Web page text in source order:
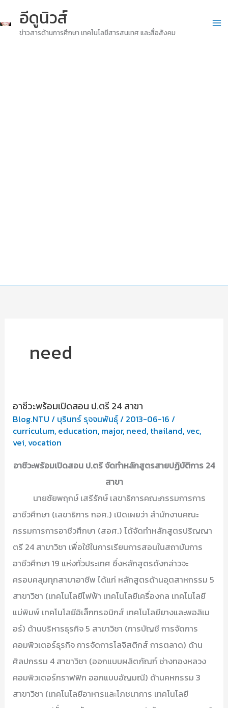
to
อีดูนิวส์
ข่าวสารด้านการศึกษา เทคโนโลยีสารสนเทศ และสื่อสังคม
need
อาชีวะพร้อมเปิดสอน ป.ตรี 24 สาขา
Blog.NTU / บุรินทร์ รุจจนพันธุ์/ 2013-06-16/
curriculum, education, major, need, thailand,vec,
vei,vocation
อาชีวะพร้อมเปิดสอน ป.ตรี จัดทำหลักสูตรสายปฏิบัติการ 24
สาขา
นายชัยพฤกษ์ เสรีรักษ์ เลขาธิการคณะกรรมการการ
อาชีวศึกษา (เลขาธิการ กอศ.) เปิดเผยว่า สำนักงานคณะ
กรรมการการอาชีวศึกษา (สอศ.) ได้จัดทำหลักสูตรปริญญา
ตรี 24 สาขาวิชา เพื่อใช้ในการเรียนการสอนในสถาบันการ
อาชีวศึกษา 19 แห่งทั่วประเทศ ซึ่งหลักสูตรดังกล่าวจะ
ครอบคลุมทุกสาขาอาชีพ ได้แก่ หลักสูตรด้านอุตสาหกรรม 5
สาขาวิชา (เทคโนโลยีไฟฟ้า เทคโนโลยีเครื่องกล เทคโนโลยี
แม่พิมพ์ เทคโนโลยีอิเล็กทรอนิกส์ เทคโนโลยียางและพอลิเม
อร์) ด้านบริหารธุรกิจ 5 สาขาวิชา (การบัญชี การจัดการ
คอมพิวเตอร์ธุรกิจ การจัดการโลจิสติกส์ การตลาด) ด้าน
ศิลปกรรม 4 สาขาวิชา (ออกแบบผลิตภัณฑ์ ช่างทองหลวง
คอมพิวเตอร์กราฟฟิก ออกแบบอัญมณี) ด้านคหกรรม 3
สาขาวิชา (เทคโนโลยีอาหารและโภชนาการ เทคโนโลยี